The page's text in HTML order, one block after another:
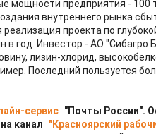
мощности предприятия - 100
внутреннего рынка
проекта по
год. Инвестор - АО "Сибагро
лизин-хлорид,
Последний пользуется
сервис "Почты России".
канал
"Красноярский